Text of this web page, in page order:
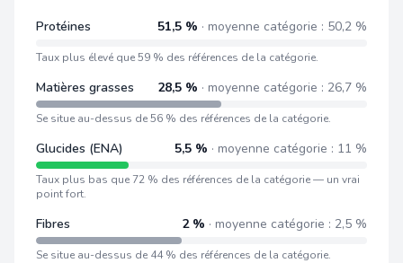
Protéines 51,5 % · moyenne catégorie : 50,2 %
Taux plus élevé que 59 % des références de la catégorie.
Matières grasses 28,5 % · moyenne catégorie : 26,7 %
Se situe au-dessus de 56 % des références de la catégorie.
Glucides (ENA) 5,5 % · moyenne catégorie : 11 %
Taux plus bas que 72 % des références de la catégorie — un vrai
point fort.
Fibres 2 % · moyenne catégorie : 2,5 %
Se situe au-dessus de 44 % des références de la catégorie.